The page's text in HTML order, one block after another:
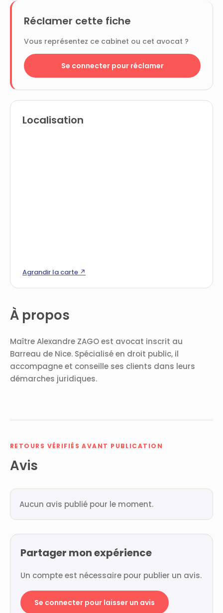
À propos
Maître Alexandre ZAGO est avocat inscrit au
Barreau de Nice. Spécialisé en droit public, il
accompagne et conseille ses clients dans leurs
démarches juridiques.
RETOURS VÉRIFIÉS AVANT PUBLICATION
Avis
Aucun avis publié pour le moment.
Partager mon expérience
Un compte est nécessaire pour publier un avis.
Se connecter pour laisser un avis
Réclamer cette fiche
Vous représentez ce cabinet ou cet avocat ?
Se connecter pour réclamer
Localisation
Agrandir la carte ↗